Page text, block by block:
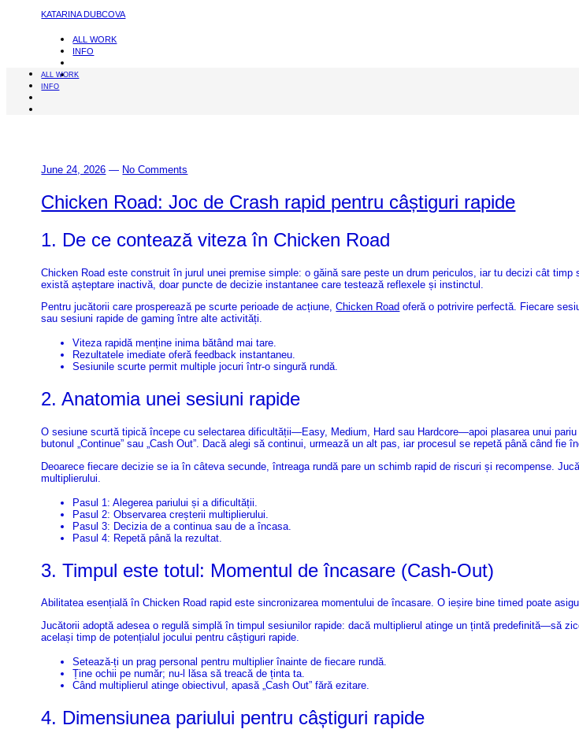
KATARINA DUBCOVA
ALL WORK
INFO
ALL WORK
INFO
June 24, 2026 — No Comments
Chicken Road: Joc de Crash rapid pentru câștiguri rapide
1. De ce contează viteza în Chicken Road
Chicken Road este construit în jurul unei premise simple: o găină sare peste un drum periculos, iar tu decizi cât
există așteptare inactivă, doar puncte de decizie instantanee care testează reflexele și instinctul.
Pentru jucătorii care prosperează pe scurte perioade de acțiune,Chicken Road oferă o potrivire perfectă. Fiecare
sau sesiuni rapide de gaming între alte activități.
Viteza rapidă menține inima bătând mai tare.
Rezultatele imediate oferă feedback instantaneu.
Sesiunile scurte permit multiple jocuri într-o singură rundă.
2. Anatomia unei sesiuni rapide
O sesiune scurtă tipică începe cu selectarea dificultății—Easy, Medium, Hard sau Hardcore—apoi plasarea unui
butonul „Continue” sau „Cash Out”. Dacă alegi să continui, urmează un alt pas, iar procesul se repetă până când fie
Deoarece fiecare decizie se ia în câteva secunde, întreaga rundă pare un schimb rapid de riscuri și recompense.
multiplierului.
Pasul 1: Alegerea pariului și a dificultății.
Pasul 2: Observarea creșterii multiplierului.
Pasul 3: Decizia de a continua sau de a încasa.
Pasul 4: Repetă până la rezultat.
3. Timpul este totul: Momentul de încasare (Cash‑Out)
Abilitatea esențială în Chicken Road rapid este sincronizarea momentului de încasare. O ieșire bine timed poate
Jucătorii adoptă adesea o regulă simplă în timpul sesiunilor rapide: dacă multiplierul atinge un țintă predefinită—să
același timp de potențialul jocului pentru câștiguri rapide.
Setează-ți un prag personal pentru multiplier înainte de fiecare rundă.
Ține ochii pe număr; nu-l lăsa să treacă de ținta ta.
Când multiplierul atinge obiectivul, apasă „Cash Out” fără ezitare.
4. Dimensiunea pariului pentru câștiguri rapide